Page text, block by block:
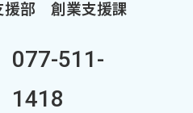
援部 創業支援課
077-511-
1418